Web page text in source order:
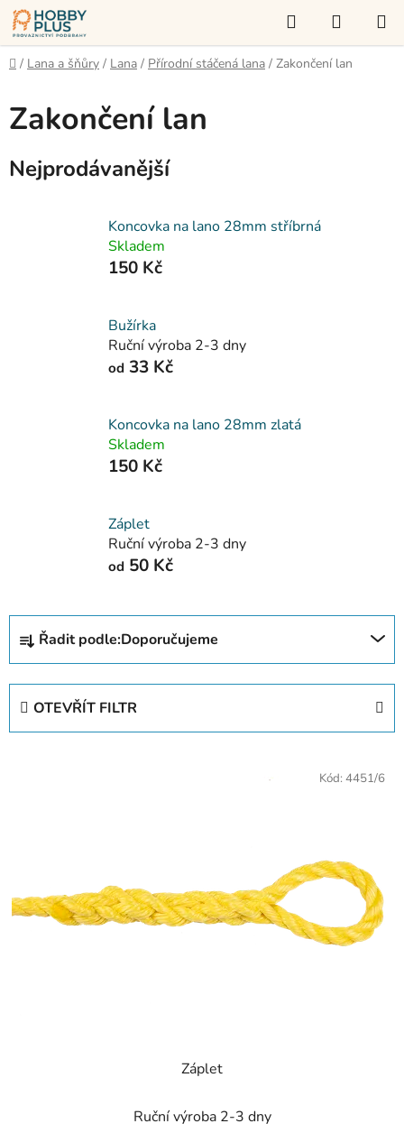
Přejít
na
obsah
Hledat
KOŠÍK
Domů
/ Lana a šňůry / Lana / Přírodní stáčená lana / Zakončení lan
Zakončení lan
Nejprodávanější
Koncovka na lano 28mm stříbrná
Skladem
150 Kč
Bužírka
Ruční výroba 2-3 dny
od 33 Kč
Koncovka na lano 28mm zlatá
Skladem
150 Kč
Záplet
Ruční výroba 2-3 dny
od 50 Kč
Ř
z
t
Řadit podle:Doporučujeme
OTEVŘÍT FILTR
r
Záplet
Ruční výroba 2-3 dny
Kód: 4451/6